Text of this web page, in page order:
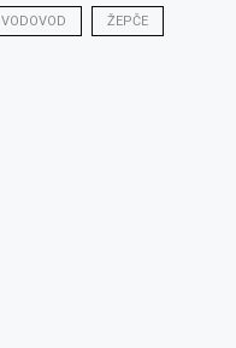
VODOVOD ŽEPČE